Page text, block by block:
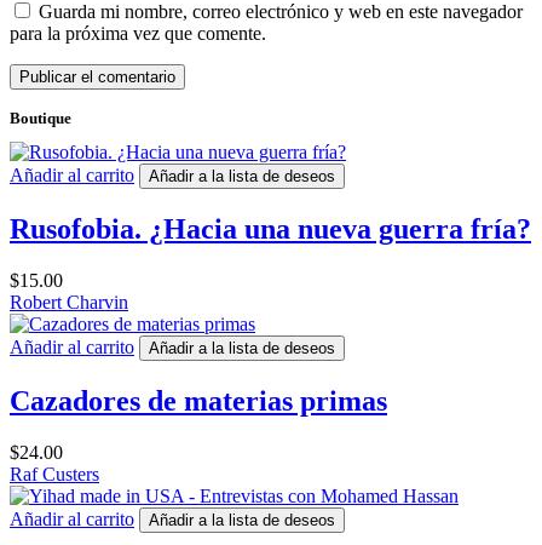
Guarda mi nombre, correo electrónico y web en este navegador
para la próxima vez que comente.
Boutique
Añadir al carrito Añadir a la lista de deseos
Rusofobia. ¿Hacia una nueva guerra fría?
$15.00
Robert Charvin
Añadir al carrito Añadir a la lista de deseos
Cazadores de materias primas
$24.00
Raf Custers
Añadir al carrito Añadir a la lista de deseos